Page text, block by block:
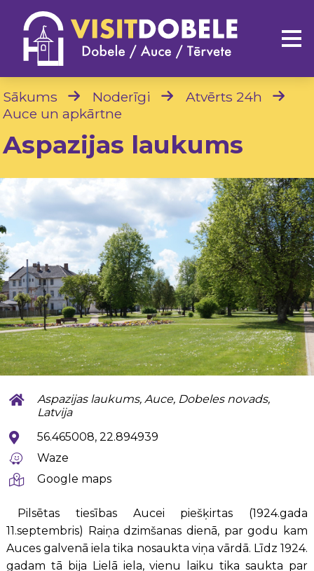
Sākums Noderīgi
Atvērts 24h
Auce un apkārtne
Aspazijas laukums
Aspazijas laukums, Auce, Dobeles novads,
Latvija
56.465008, 22.894939
Waze
Google maps
Pilsētas tiesības Aucei piešķirtas (1924.gada
11.septembris) Raiņa dzimšanas dienā, par godu kam
Auces galvenā iela tika nosaukta viņa vārdā. Līdz 1924.
gadam tā bija Lielā iela, vienu laiku tika saukta par